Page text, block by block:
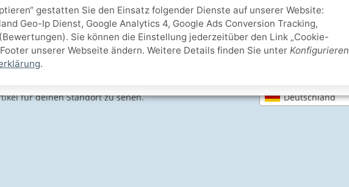
für deinen Standort zu sehen. Deutschland
gestatten Sie den Einsatz folgender Dienste auf unserer Website:
Geo-Ip Dienst, Google Analytics 4, Google Ads Conversion Tracking,
Sie können die Einstellung jederzeitüber den Link „Cookie-
unserer Webseite ändern. Weitere Details finden Sie unter Konfigurieren
.